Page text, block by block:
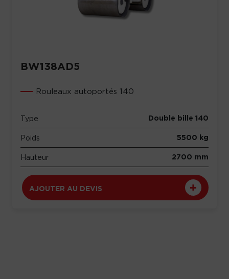
BW138AD5
Rouleaux autoportés 140
Type Double bille 140
Poids 5500 kg
Hauteur 2700 mm
AJOUTER AU DEVIS